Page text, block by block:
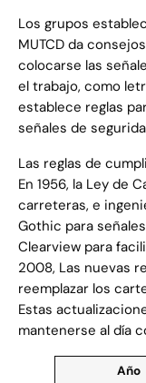
Los grupos
MUTCD da
colocarse las
el trabajo, como
establece reglas
señales de
Las reglas de
En 1956, la Ley de
carreteras, e
Gothic para
Clearview para
2008, Las nuevas
reemplazar los
Estas
mantenerse al día
Año